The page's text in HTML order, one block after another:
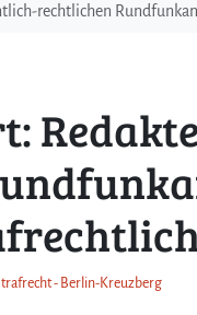
rechtlichen
- Berlin-Kreuzberg